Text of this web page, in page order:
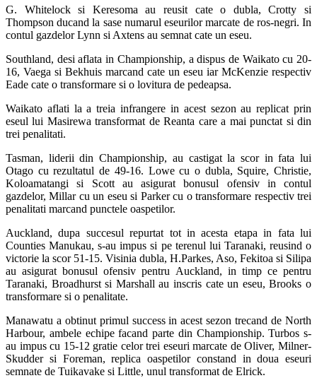
G. Whitelock si Keresoma au reusit cate o dubla, Crotty si
Thompson ducand la sase numarul eseurilor marcate de ros-negri. In
contul gazdelor Lynn si Axtens au semnat cate un eseu.
Southland, desi aflata in Championship, a dispus de Waikato cu 20-
16, Vaega si Bekhuis marcand cate un eseu iar McKenzie respectiv
Eade cate o transformare si o lovitura de pedeapsa.
Waikato aflati la a treia infrangere in acest sezon au replicat prin
eseul lui Masirewa transformat de Reanta care a mai punctat si din
trei penalitati.
Tasman, liderii din Championship, au castigat la scor in fata lui
Otago cu rezultatul de 49-16. Lowe cu o dubla, Squire, Christie,
Koloamatangi si Scott au asigurat bonusul ofensiv in contul
gazdelor, Millar cu un eseu si Parker cu o transformare respectiv trei
penalitati marcand punctele oaspetilor.
Auckland, dupa succesul repurtat tot in acesta etapa in fata lui
Counties Manukau, s-au impus si pe terenul lui Taranaki, reusind o
victorie la scor 51-15. Visinia dubla, H.Parkes, Aso, Fekitoa si Silipa
au asigurat bonusul ofensiv pentru Auckland, in timp ce pentru
Taranaki, Broadhurst si Marshall au inscris cate un eseu, Brooks o
transformare si o penalitate.
Manawatu a obtinut primul success in acest sezon trecand de North
Harbour, ambele echipe facand parte din Championship. Turbos s-
au impus cu 15-12 gratie celor trei eseuri marcate de Oliver, Milner-
Skudder si Foreman, replica oaspetilor constand in doua eseuri
semnate de Tuikavake si Little, unul transformat de Elrick.